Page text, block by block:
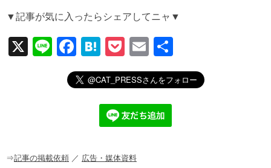
▼記事が気に入ったらシェアしてニャ▼
X
Li
F
a
c
o
H
at
e
n
a
P
o
ck
et
E
m
ail
有
⇒記事の掲載依頼 ／ 広告・媒体資料